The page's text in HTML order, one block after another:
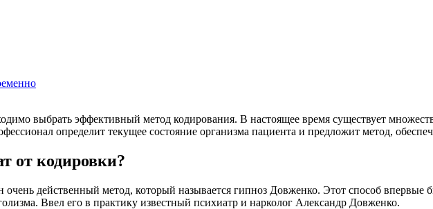
выбрать эффективный метод кодирования. В настоящее время существует
определит текущее состояние организма пациента и предложит метод,
от кодировки?
действенный метод, который называется гипноз Довженко. Этот способ впервые
Ввел его в практику известный психиатр и нарколог Александр Довженко.